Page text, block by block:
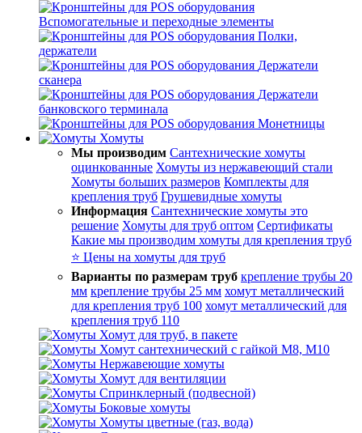
Вспомогательные и переходные элементы
Полки,
держатели
Держатели
сканера
Держатели
банковского терминала
Монетницы
Хомуты
Мы производим Сантехнические хомуты
оцинкованные Хомуты из нержавеющий стали
Хомуты больших размеров Комплекты для
крепления труб Грушевидные хомуты
Информация Сантехнические хомуты это
решение Хомуты для труб оптом Сертификаты
Какие мы производим хомуты для крепления труб
⭐ Цены на хомуты для труб
Варианты по размерам труб крепление трубы 20
мм крепление трубы 25 мм хомут металлический
для крепления труб 100 хомут металлический для
крепления труб 110
Хомут для труб, в пакете
Хомут сантехнический с гайкой М8, М10
Нержавеющие хомуты
Хомут для вентиляции
Спринклерный (подвесной)
Боковые хомуты
Хомуты цветные (газ, вода)